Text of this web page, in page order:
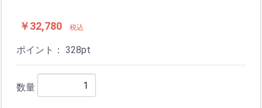
￥32,780 税込
ポイント： 328pt
数量